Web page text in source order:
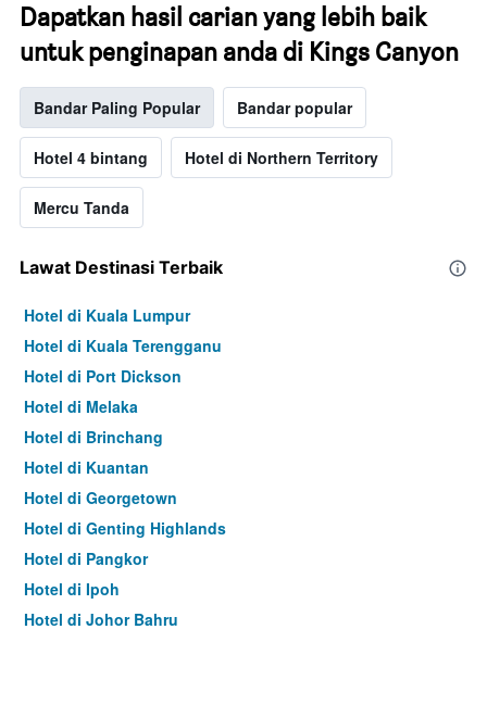
Dapatkan hasil carian yang lebih baik
untuk penginapan anda di Kings Canyon
Bandar Paling Popular Bandar popular
Hotel 4 bintang Hotel di Northern Territory
Mercu Tanda
Lawat Destinasi Terbaik
Hotel di Kuala Lumpur
Hotel di Kuala Terengganu
Hotel di Port Dickson
Hotel di Melaka
Hotel di Brinchang
Hotel di Kuantan
Hotel di Georgetown
Hotel di Genting Highlands
Hotel di Pangkor
Hotel di Ipoh
Hotel di Johor Bahru